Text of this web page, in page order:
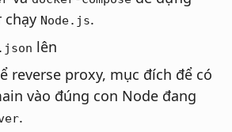
chạy Node.js.
lên
reverse proxy, mục đích để có
vào đúng con Node đang
.